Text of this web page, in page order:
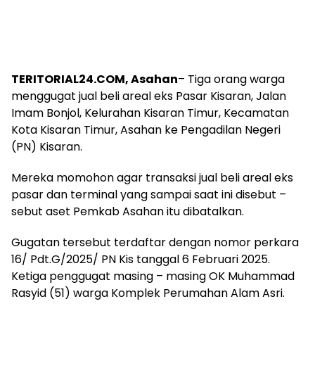
TERITORIAL24.COM, Asahan– Tiga orang warga
menggugat jual beli areal eks Pasar Kisaran, Jalan
Imam Bonjol, Kelurahan Kisaran Timur, Kecamatan
Kota Kisaran Timur, Asahan ke Pengadilan Negeri
(PN) Kisaran.
Mereka momohon agar transaksi jual beli areal eks
pasar dan terminal yang sampai saat ini disebut –
sebut aset Pemkab Asahan itu dibatalkan.
Gugatan tersebut terdaftar dengan nomor perkara
16/ Pdt.G/2025/ PN Kis tanggal 6 Februari 2025.
Ketiga penggugat masing – masing OK Muhammad
Rasyid (51) warga Komplek Perumahan Alam Asri.